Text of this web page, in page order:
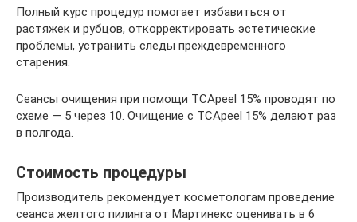
Полный курс процедур помогает избавиться от
растяжек и рубцов, откорректировать эстетические
проблемы, устранить следы преждевременного
старения.
Сеансы очищения при помощи TCApeel 15% проводят по
схеме — 5 через 10. Очищение с TCApeel 15% делают раз
в полгода.
Стоимость процедуры
Производитель рекомендует косметологам проведение
сеанса желтого пилинга от Мартинекс оценивать в 6